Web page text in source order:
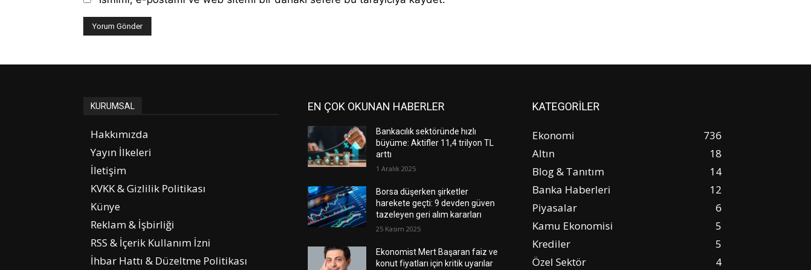
KURUMSAL
Hakkımızda
Yayın İlkeleri
İletişim
KVKK & Gizlilik Politikası
Künye
Reklam & İşbirliği
RSS & İçerik Kullanım İzni
İhbar Hattı & Düzeltme Politikası
EN ÇOK OKUNAN HABERLER
Bankacılık sektöründe hızlı
büyüme: Aktifler 11,4 trilyon TL
arttı
1 Aralık 2025
Borsa düşerken şirketler
harekete geçti: 9 devden güven
tazeleyen geri alım kararları
25 Kasım 2025
Ekonomist Mert Başaran faiz ve
konut fiyatları için kritik uyarılar
KATEGORİLER
Ekonomi
736
Altın
18
Blog & Tanıtım
14
Banka Haberleri
12
Piyasalar
6
Kamu Ekonomisi
5
Krediler
5
Özel Sektör
4